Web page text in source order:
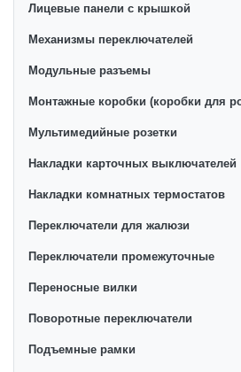
Лицевые панели с крышкой
Механизмы переключателей
Модульные разъемы
Монтажные коробки (коробки для
Мультимедийные розетки
Накладки карточных выключателей
Накладки комнатных термостатов
Переключатели для жалюзи
Переключатели промежуточные
Переносные вилки
Поворотные переключатели
Подъемные рамки